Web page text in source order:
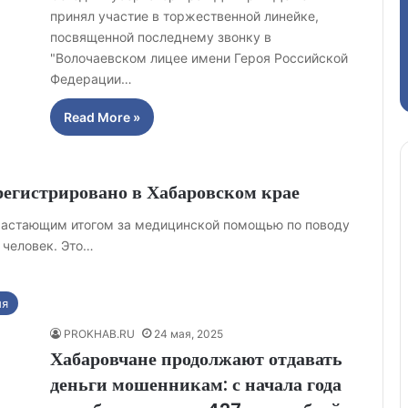
принял участие в торжественной линейке,
посвященной последнему звонку в
"Волочаевском лицее имени Героя Российской
Федерации…
Read More »
в Хабаровском крае
итогом за медицинской помощью по поводу
Это…
PROKHAB.RU 24 мая, 2025
Хабаровчане продолжают отдавать
деньги мошенникам: с начала года